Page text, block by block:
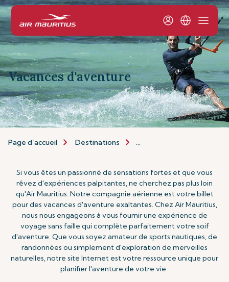
Vacances d'aventure
Page d’accueil Destinations Types de Vacances
Si vous êtes un passionné de sensations fortes et que vous
rêvez d'expériences palpitantes, ne cherchez pas plus loin
qu'Air Mauritius. Notre compagnie aérienne est votre billet
pour des vacances d'aventure exaltantes. Chez Air Mauritius,
nous nous engageons à vous fournir une expérience de
voyage sans faille qui complète parfaitement votre soif
d'aventure. Que vous soyez amateur de sports nautiques, de
randonnées ou simplement d'exploration de merveilles
naturelles, notre site Internet est votre ressource unique pour
planifier l'aventure de votre vie.